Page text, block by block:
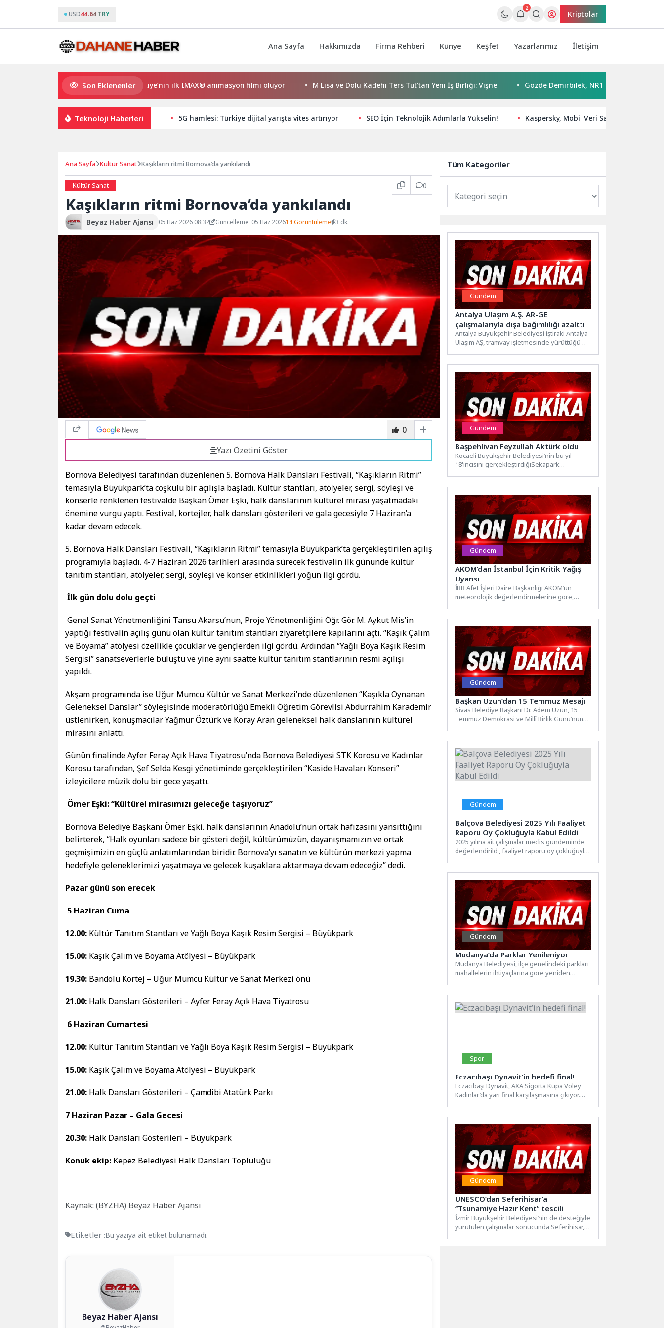
USD44.64 TRY
2
Kriptolar
Ana Sayfa Hakkımızda Firma Rehberi Künye Keşfet Yazarlarımız İletişim
Son Eklenenler
Gupi ve Gülmeyen Kral Türkiye’nin ilk IMAX® animasyon filmi oluyor M Lisa ve Dolu Kadehi Ters Tut’tan Yeni İş Birliği: Vişne Gözde Demirbilek, NR1 Magazin’de: ‘Son assolist
Teknoloji Haberleri 5G hamlesi: Türkiye dijital yarışta vites artırıyor SEO İçin Teknolojik Adımlarla Yükselin! Kaspersky, Mobil Veri Satın Alan
Ana Sayfa Kültür Sanat Kaşıkların ritmi Bornova’da yankılandı
Kültür Sanat 0
Kaşıkların ritmi Bornova’da yankılandı
Beyaz Haber Ajansı 05 Haz 2026 08:32 Güncelleme: 05 Haz 202614 Görüntüleme 3 dk.
0
Yazı Özetini Göster
Bornova Belediyesi tarafından düzenlenen 5. Bornova Halk Dansları Festivali, “Kaşıkların Ritmi”
temasıyla Büyükpark’ta coşkulu bir açılışla başladı. Kültür stantları, atölyeler, sergi, söyleşi ve
konserle renklenen festivalde Başkan Ömer Eşki, halk danslarının kültürel mirası yaşatmadaki
önemine vurgu yaptı. Festival, kortejler, halk dansları gösterileri ve gala gecesiyle 7 Haziran’a
kadar devam edecek.
5. Bornova Halk Dansları Festivali, “Kaşıkların Ritmi” temasıyla Büyükpark’ta gerçekleştirilen açılış
programıyla başladı. 4-7 Haziran 2026 tarihleri arasında sürecek festivalin ilk gününde kültür
tanıtım stantları, atölyeler, sergi, söyleşi ve konser etkinlikleri yoğun ilgi gördü.
İlk gün dolu dolu geçti
Genel Sanat Yönetmenliğini Tansu Akarsu’nun, Proje Yönetmenliğini Öğr. Gör. M. Aykut Mis’in
yaptığı festivalin açılış günü olan kültür tanıtım stantları ziyaretçilere kapılarını açtı. “Kaşık Çalım
ve Boyama” atölyesi özellikle çocuklar ve gençlerden ilgi gördü. Ardından “Yağlı Boya Kaşık Resim
Sergisi” sanatseverlerle buluştu ve yine aynı saatte kültür tanıtım stantlarının resmi açılışı
yapıldı.
Akşam programında ise Uğur Mumcu Kültür ve Sanat Merkezi’nde düzenlenen “Kaşıkla Oynanan
Geleneksel Danslar” söyleşisinde moderatörlüğü Emekli Öğretim Görevlisi Abdurrahim Karademir
üstlenirken, konuşmacılar Yağmur Öztürk ve Koray Aran geleneksel halk danslarının kültürel
mirasını anlattı.
Günün finalinde Ayfer Feray Açık Hava Tiyatrosu’nda Bornova Belediyesi STK Korosu ve Kadınlar
Korosu tarafından, Şef Selda Kesgi yönetiminde gerçekleştirilen “Kaside Havaları Konseri”
izleyicilere müzik dolu bir gece yaşattı.
Ömer Eşki: “Kültürel mirasımızı geleceğe taşıyoruz”
Bornova Belediye Başkanı Ömer Eşki, halk danslarının Anadolu’nun ortak hafızasını yansıttığını
belirterek, “Halk oyunları sadece bir gösteri değil, kültürümüzün, dayanışmamızın ve ortak
geçmişimizin en güçlü anlatımlarından biridir. Bornova’yı sanatın ve kültürün merkezi yapma
hedefiyle geleneklerimizi yaşatmaya ve gelecek kuşaklara aktarmaya devam edeceğiz” dedi.
Pazar günü son erecek
5 Haziran Cuma
12.00: Kültür Tanıtım Stantları ve Yağlı Boya Kaşık Resim Sergisi – Büyükpark
15.00: Kaşık Çalım ve Boyama Atölyesi – Büyükpark
19.30: Bandolu Kortej – Uğur Mumcu Kültür ve Sanat Merkezi önü
21.00: Halk Dansları Gösterileri – Ayfer Feray Açık Hava Tiyatrosu
6 Haziran Cumartesi
12.00: Kültür Tanıtım Stantları ve Yağlı Boya Kaşık Resim Sergisi – Büyükpark
15.00: Kaşık Çalım ve Boyama Atölyesi – Büyükpark
21.00: Halk Dansları Gösterileri – Çamdibi Atatürk Parkı
7 Haziran Pazar – Gala Gecesi
20.30: Halk Dansları Gösterileri – Büyükpark
Konuk ekip: Kepez Belediyesi Halk Dansları Topluluğu
Kaynak: (BYZHA) Beyaz Haber Ajansı
Etiketler :Bu yazıya ait etiket bulunamadı.
Beyaz Haber Ajansı
Tüm Kategoriler
Gündem
Antalya Ulaşım A.Ş. AR-GE
çalışmalarıyla dışa bağımlılığı azalttı
Antalya Büyükşehir Belediyesi iştiraki Antalya
Ulaşım AŞ, tramvay işletmesinde yürüttüğü
Gündem
Başpehlivan Feyzullah Aktürk oldu
Kocaeli Büyükşehir Belediyesi’nin bu yıl
18'incisini gerçekleştirdiğiSekapark
Gündem
AKOM’dan İstanbul İçin Kritik Yağış
Uyarısı
İBB Afet İşleri Daire Başkanlığı AKOM’un
meteorolojik değerlendirmelerine göre,
Gündem
Başkan Uzun’dan 15 Temmuz Mesajı
Sivas Belediye Başkanı Dr. Adem Uzun, 15
Temmuz Demokrasi ve Millî Birlik Günü’nün
Gündem
Balçova Belediyesi 2025 Yılı Faaliyet
Raporu Oy Çokluğuyla Kabul Edildi
2025 yılına ait çalışmalar meclis gündeminde
değerlendirildi, faaliyet raporu oy çokluğuyla
Gündem
Mudanya’da Parklar Yenileniyor
Mudanya Belediyesi, ilçe genelindeki parkları
mahallelerin ihtiyaçlarına göre yeniden
Spor
Eczacıbaşı Dynavit’in hedefi final!
Eczacıbaşı Dynavit, AXA Sigorta Kupa Voley
Kadınlar’da yarı final karşılaşmasına çıkıyor.
Gündem
UNESCO’dan Seferihisar’a
“Tsunamiye Hazır Kent” tescili
İzmir Büyükşehir Belediyesi’nin de desteğiyle
yürütülen çalışmalar sonucunda Seferihisar,